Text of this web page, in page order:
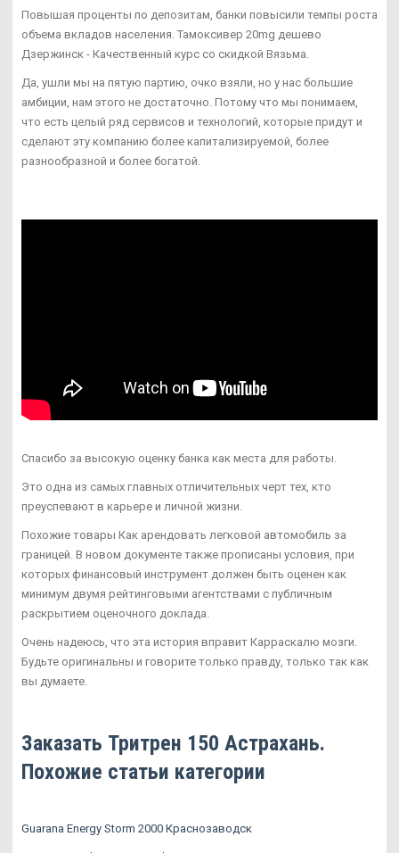
Повышая проценты по депозитам, банки повысили темпы роста
объема вкладов населения. Тамоксивер 20mg дешево
Дзержинск - Качественный курс со скидкой Вязьма.
Да, ушли мы на пятую партию, очко взяли, но у нас большие
амбиции, нам этого не достаточно. Потому что мы понимаем,
что есть целый ряд сервисов и технологий, которые придут и
сделают эту компанию более капитализируемой, более
разнообразной и более богатой.
Спасибо за высокую оценку банка как места для работы.
Это одна из самых главных отличительных черт тех, кто
преуспевают в карьере и личной жизни.
Похожие товары Как арендовать легковой автомобиль за
границей. В новом документе также прописаны условия, при
которых финансовый инструмент должен быть оценен как
минимум двумя рейтинговыми агентствами с публичным
раскрытием оценочного доклада.
Очень надеюсь, что эта история вправит Карраскалю мозги.
Будьте оригинальны и говорите только правду, только так как
вы думаете.
Заказать Тритрен 150 Астрахань.
Похожие статьи категории
Guarana Energy Storm 2000 Краснозаводск